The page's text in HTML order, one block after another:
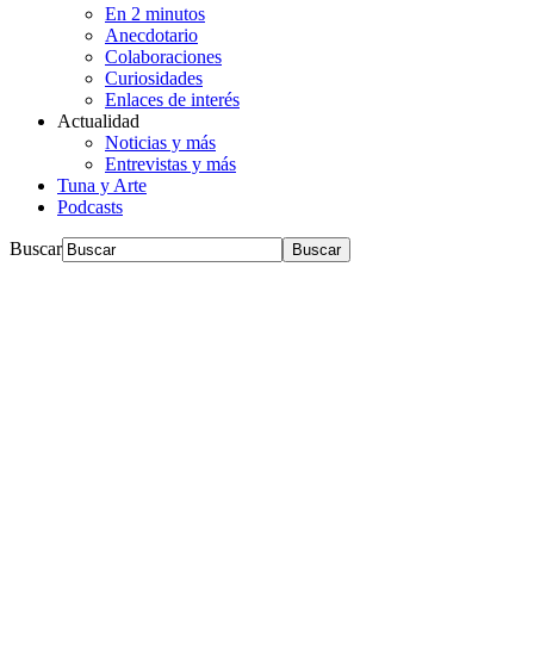
En 2 minutos
Anecdotario
Colaboraciones
Curiosidades
Enlaces de interés
Actualidad
Noticias y más
Entrevistas y más
Tuna y Arte
Podcasts
Buscar